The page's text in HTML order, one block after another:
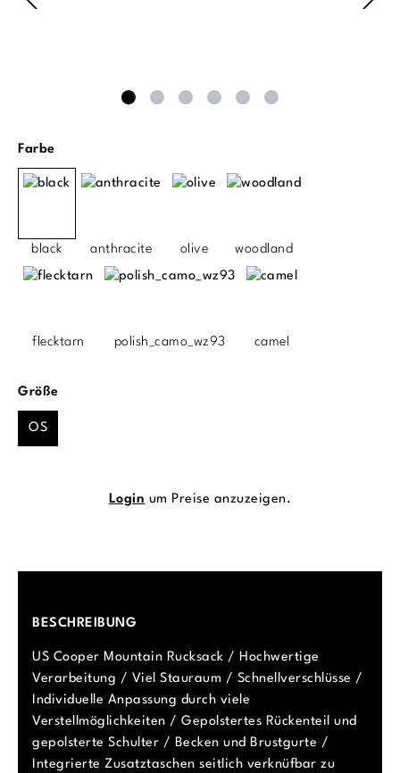
Farbeauswählen
black anthracite olive woodland
flecktarn polish_camo_wz93 camel
Größeauswählen
OS
Login um Preise anzuzeigen.
BESCHREIBUNG
US Cooper Mountain Rucksack / Hochwertige
Verarbeitung / Viel Stauraum / Schnellverschlüsse /
Individuelle Anpassung durch viele
Verstellmöglichkeiten / Gepolstertes Rückenteil und
gepolsterte Schulter / Becken und Brustgurte /
Integrierte Zusatztaschen seitlich verknüfbar zu